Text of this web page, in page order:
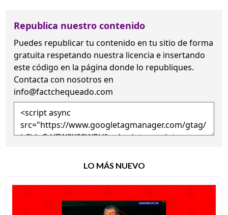
Republica nuestro contenido
Puedes republicar tu contenido en tu sitio de forma
gratuita respetando nuestra licencia e insertando
este código en la página donde lo republiques.
Contacta con nosotros en
info@factchequeado.com
LO MÁS NUEVO